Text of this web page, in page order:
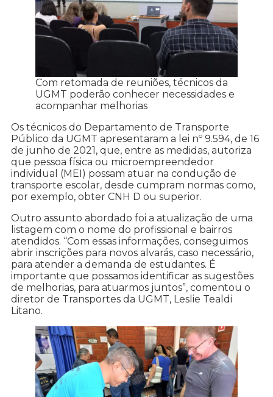
Com retomada de reuniões, técnicos da
UGMT poderão conhecer necessidades e
acompanhar melhorias
Os técnicos do Departamento de Transporte
Público da UGMT apresentaram a lei nº 9.594, de 16
de junho de 2021, que, entre as medidas, autoriza
que pessoa física ou microempreendedor
individual (MEI) possam atuar na condução de
transporte escolar, desde cumpram normas como,
por exemplo, obter CNH D ou superior.
Outro assunto abordado foi a atualização de uma
listagem com o nome do profissional e bairros
atendidos. “Com essas informações, conseguimos
abrir inscrições para novos alvarás, caso necessário,
para atender a demanda de estudantes. É
importante que possamos identificar as sugestões
de melhorias, para atuarmos juntos”, comentou o
diretor de Transportes da UGMT, Leslie Tealdi
Litano.